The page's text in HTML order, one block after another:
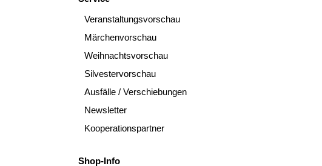
Veranstaltungsvorschau
Märchenvorschau
Weihnachtsvorschau
Silvestervorschau
Ausfälle / Verschiebungen
Newsletter
Kooperationspartner
Shop-Info